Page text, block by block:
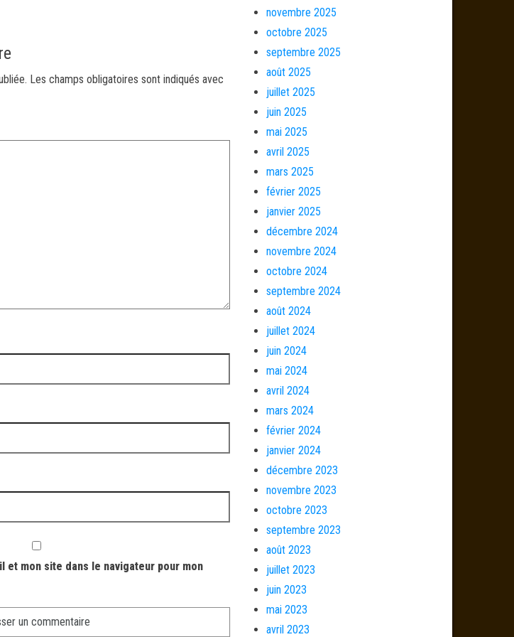
Les champs obligatoires sont indiqués avec
et mon site dans le navigateur pour mon
novembre 2025
octobre 2025
septembre 2025
août 2025
juillet 2025
juin 2025
mai 2025
avril 2025
mars 2025
février 2025
janvier 2025
décembre 2024
novembre 2024
octobre 2024
septembre 2024
août 2024
juillet 2024
juin 2024
mai 2024
avril 2024
mars 2024
février 2024
janvier 2024
décembre 2023
novembre 2023
octobre 2023
septembre 2023
août 2023
juillet 2023
juin 2023
mai 2023
avril 2023